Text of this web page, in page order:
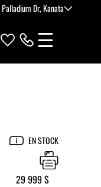
Dr, Kanata
EN STOCK
29 999 $